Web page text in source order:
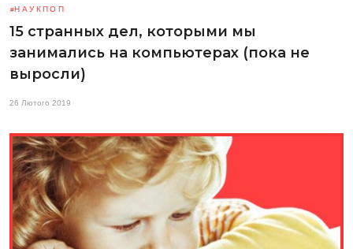
НАУКПОП
15 странных дел, которыми мы
занимались на компьютерах (пока не
выросли)
26 Лютого 2019